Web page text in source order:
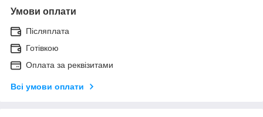
Умови оплати
Післяплата
Готівкою
Оплата за реквізитами
Всі умови оплати